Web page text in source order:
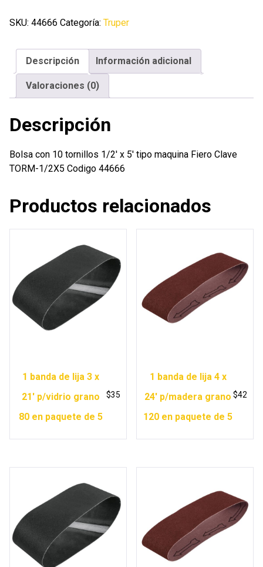
tornillos
tipo
maquina
cantidad
SKU: 44666 Categoría: Truper
Descripción Información adicional
Valoraciones (0)
Descripción
Bolsa con 10 tornillos 1/2′ x 5′ tipo maquina Fiero Clave
TORM-1/2X5 Codigo 44666
Productos relacionados
1 banda de lija 3 x
21′ p/vidrio grano
80 en paquete de 5
$35
1 banda de lija 4 x
24′ p/madera grano
120 en paquete de 5
$42